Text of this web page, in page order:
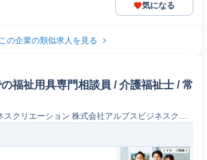
気になる
この企業の類似求人を見る
福祉用具専門相談員 / 介護福祉士 / 常
スクリエーション 株式会社アルプスビジネスクリ